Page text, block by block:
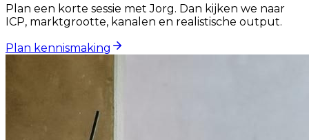
Plan een korte sessie met Jorg. Dan kijken we naar
ICP, marktgrootte, kanalen en realistische output.
Plan kennismaking